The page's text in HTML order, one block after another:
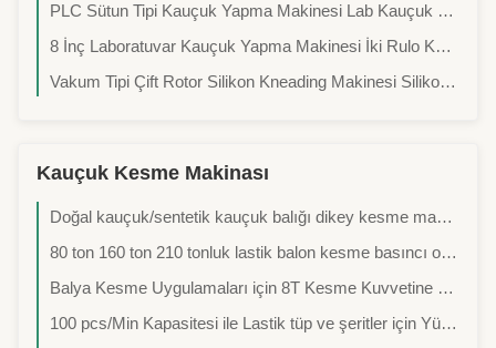
PLC Sütun Tipi Kauçuk Yapma Makinesi Lab Kauçuk Vulkanize Pres Makinesi
8 İnç Laboratuvar Kauçuk Yapma Makinesi İki Rulo Kauçuk Bileşik Karıştırma Makinesi
Vakum Tipi Çift Rotor Silikon Kneading Makinesi Silikon Hamur Karıştırıcı
Kauçuk Kesme Makinası
Doğal kauçuk/sentetik kauçuk balığı dikey kesme makinesi
80 ton 160 ton 210 tonluk lastik balon kesme basıncı olan hidrolik dikey kauçuk kesme makinesi
Balya Kesme Uygulamaları için 8T Kesme Kuvvetine Sahip Hidrolik Otomatik Kauçuk Kesme Makinesi
100 pcs/Min Kapasitesi ile Lastik tüp ve şeritler için Yüksek Hızlı Otomatik Kauçuk Kesme Makinesi